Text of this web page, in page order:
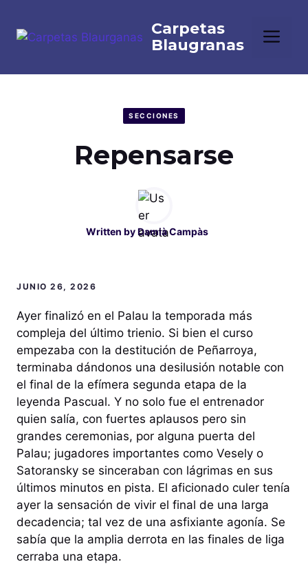
contenido
SECCIONES
Repensarse
Written byDamià Campàs
JUNIO 26, 2026
Ayer finalizó en el Palau la temporada más
compleja del último trienio. Si bien el curso
empezaba con la destitución de Peñarroya,
terminaba dándonos una desilusión notable con
el final de la efímera segunda etapa de la
leyenda Pascual. Y no solo fue el entrenador
quien salía, con fuertes aplausos pero sin
grandes ceremonias, por alguna puerta del
Palau; jugadores importantes como Vesely o
Satoransky se sinceraban con lágrimas en sus
últimos minutos en pista. El aficionado culer tenía
ayer la sensación de vivir el final de una larga
decadencia; tal vez de una asfixiante agonía. Se
sabía que la amplia derrota en las finales de liga
cerraba una etapa.